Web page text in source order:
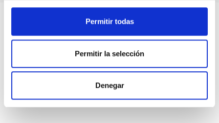
Permitir todas
Permitir la selección
Denegar